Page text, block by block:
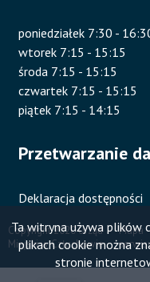
Ta witryna używa plików
plikach cookie można
stronie
poniedziałek 7:30 -
wtorek 7:15 - 15:15
środa 7:15 - 15:15
czwartek 7:15 - 15:15
piątek 7:15 - 14:15
Przetwarzanie
Deklaracja dostępności
Copyright 2020 Urząd
Miejski w Człuchowie
Mapa